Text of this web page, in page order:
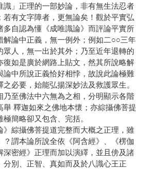
識」正理的一部妙論，非有無生法忍者
若有文字障者，更無論矣！觀於平實弘
多自認為懂《成唯識論》而評論平實所
解論中正義，無一例外；例如二○○三年
眾人，無一出於其外；乃至近年退轉的
復如是廣於網路上貼文，然其所說略解
論中所說正義恰好相悖，故說此論極難
必要，始能弘揚深妙法及救護眾生。
乃至佛法中六無為之相，分明顯示各階
舉 釋迦如來之佛地本懷；亦綜攝佛菩提
簡略卻又包含、完括。
》綜攝佛菩提道完整而大概之正理，雖
？謂本論所說全依《阿含經》、《楞伽
深密經》正理而加以演繹，並且傍及諸
分別、正智、真如而及於八識心王正